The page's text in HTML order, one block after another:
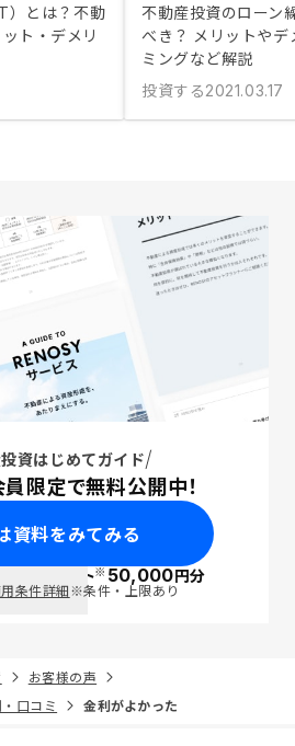
）とは？不動
ト・デメリ
不動産投資のローン
べき？ メリットや
ミングなど解説
投資する2021.03.17
資はじめてガイド
限定で無料公開中！
資料をみてみる
ポイント※50,000円分
条件詳細※条件・上限あり
お客様の声
口コミ
金利がよかった